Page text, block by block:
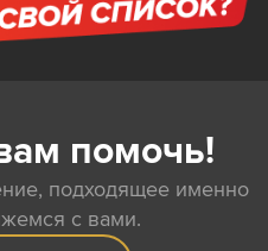
помочь!
подходящее именно
с вами.